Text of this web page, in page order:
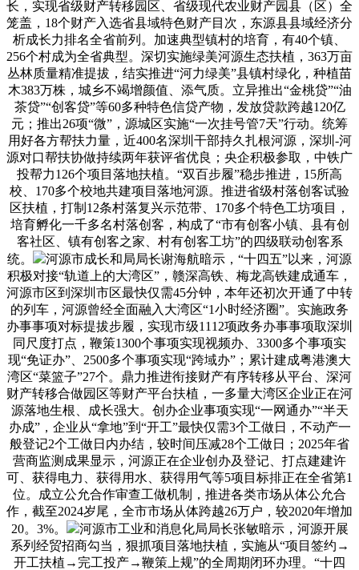
长，实现省级财产转移园区、省级现代农业财产园县（区）全
笼盖，18个财产入选省县域特色财产目次，东源县县域经济分
析成长力排名全省前列。加速典型镇村的培育，有40个镇、
256个村成为全省典型。深切实施绿美河源生态扶植，363万亩
丛林质量精准提拔，结实推进“河力绿美”县镇村绿化，种植苗
木383万株，城乡不竭增颜值、添气质。立异推出“金桃贷”“油
茶贷”“创客贷”等60多种特色信贷产物，发放贷款跨越120亿
元；推出26项“微”，源城区实施“一次挂号管7天”行动。统筹
用好各方帮扶力量，近400名深圳干部持久扎根河源，深圳-河
源对口帮扶协做持续两年获评省优良；央企积极参取，中铁广
投帮力126个项目落地扶植。“双百步履”稳步推进，15所高
校、170多个校地共建项目落地河源。推进省级村落创客试验
区扶植，打制12条村落复兴示范带、170多个特色工坊项目，
培育孵化一千多名村落创客，构成了“市有创客小镇、县有创
客社区、镇有创客之家、村有创客工坊”的四级联动创客系
统。
河源市成长和局局长谢海航暗示，“十四五”以来，河源
积极对接“轨道上的大湾区”，赣深高铁、梅龙高铁建成通车，
河源市区到深圳市区最快仅需45分钟，本年还初次开通了中转
的列车，河源曾经全面融入大湾区“1小时经济圈”。实施政务
办事事项对标提拔步履，实现市级1112项政务办事事项取深圳
同尺度打点，鞭策1300个事项实现视频办、3300多个事项实
现“免证办”、2500多个事项实现“跨域办”；累计建成粤港澳大
湾区“菜篮子”27个。鼎力推进衔接财产有序转移从平台、深河
财产转移合做园区等财产平台扶植，一多量大湾区企业正在河
源落地生根、成长强大。创办企业事项实现“一网通办”“半天
办成”，企业从“拿地”到“开工”最快仅需3个工做日，不动产一
般登记2个工做日内办结，较时间压减28个工做日；2025年省
营商监测成果显示，河源正在企业创办及登记、打点建建许
可、获得电力、获得用水、获得用气等5项目标排正在全省第1
位。成立公允合作审查工做机制，推进各类市场从体公允合
作，截至2024岁尾，全市市场从体跨越26万户，较2020年增加
20。3%。
河源市工业和消息化局局长张敏暗示，河源开展
系列经贸招商勾当，狠抓项目落地扶植，实施从“项目签约→
开工扶植→完工投产→鞭策上规”的全周期闭环办理。“十四